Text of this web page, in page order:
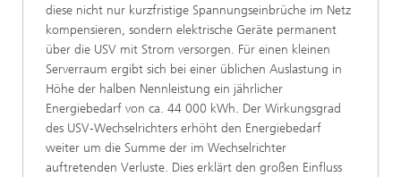
diese nicht nur kurzfristige Spannungseinbrüche im Netz
kompensieren, sondern elektrische Geräte permanent
über die USV mit Strom versorgen. Für einen kleinen
Serverraum ergibt sich bei einer üblichen Auslastung in
Höhe der halben Nennleistung ein jährlicher
Energiebedarf von ca. 44 000 kWh. Der Wirkungsgrad
des USV-Wechselrichters erhöht den Energiebedarf
weiter um die Summe der im Wechselrichter
auftretenden Verluste. Dies erklärt den großen Einfluss